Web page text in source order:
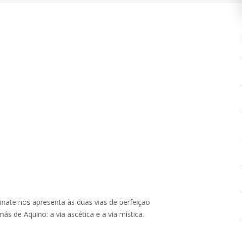
nos apresenta às duas vias de perfeição
de Aquino: a via ascética e a via mística.